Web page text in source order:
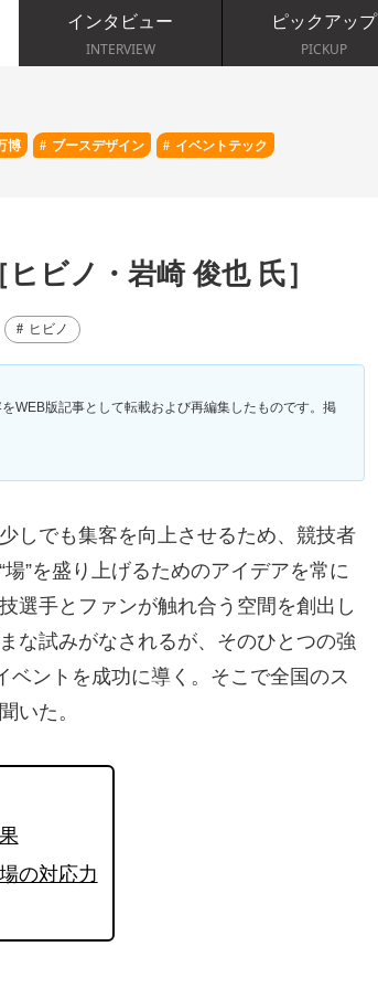
インタビュー
INTERVIEW
ピックアップ
PICKUP
博 ブースデザイン イベントテック
ビノ・岩崎 俊也 氏］
ヒビノ
WEB版記事として転載および再編集したものです。掲
しでも集客を向上させるため、競技者
”を盛り上げるためのアイデアを常に
選手とファンが触れ合う空間を創出し
な試みがなされるが、そのひとつの強
ベントを成功に導く。そこで全国のス
いた。
の対応力